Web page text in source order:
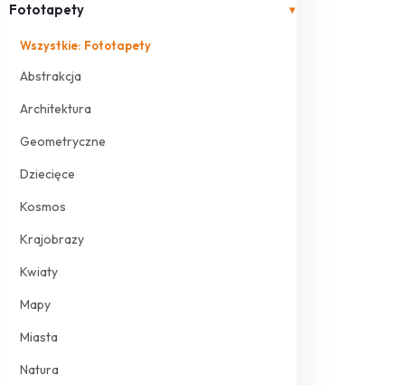
Fototapety ▾
Wszystkie: Fototapety
Abstrakcja
Architektura
Geometryczne
Dziecięce
Kosmos
Krajobrazy
Kwiaty
Mapy
Miasta
Natura